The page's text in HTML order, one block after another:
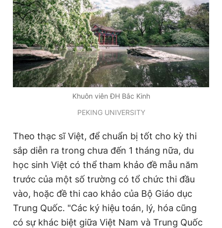
Khuôn viên ĐH Bắc Kinh
PEKING UNIVERSITY
Theo thạc sĩ Việt, để chuẩn bị tốt cho kỳ thi
sắp diễn ra trong chưa đến 1 tháng nữa, du
học sinh Việt có thể tham khảo đề mẫu năm
trước của một số trường có tổ chức thi đầu
vào, hoặc đề thi cao khảo của Bộ Giáo dục
Trung Quốc. "Các ký hiệu toán, lý, hóa cũng
có sự khác biệt giữa Việt Nam và Trung Quốc